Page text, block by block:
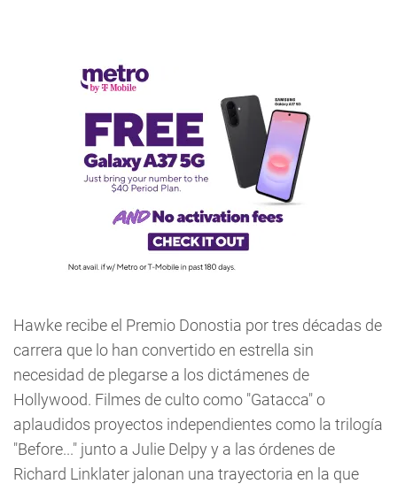
Hawke recibe el Premio Donostia por tres décadas de
carrera que lo han convertido en estrella sin
necesidad de plegarse a los dictámenes de
Hollywood. Filmes de culto como "Gatacca" o
aplaudidos proyectos independientes como la trilogía
"Before..." junto a Julie Delpy y a las órdenes de
Richard Linklater jalonan una trayectoria en la que